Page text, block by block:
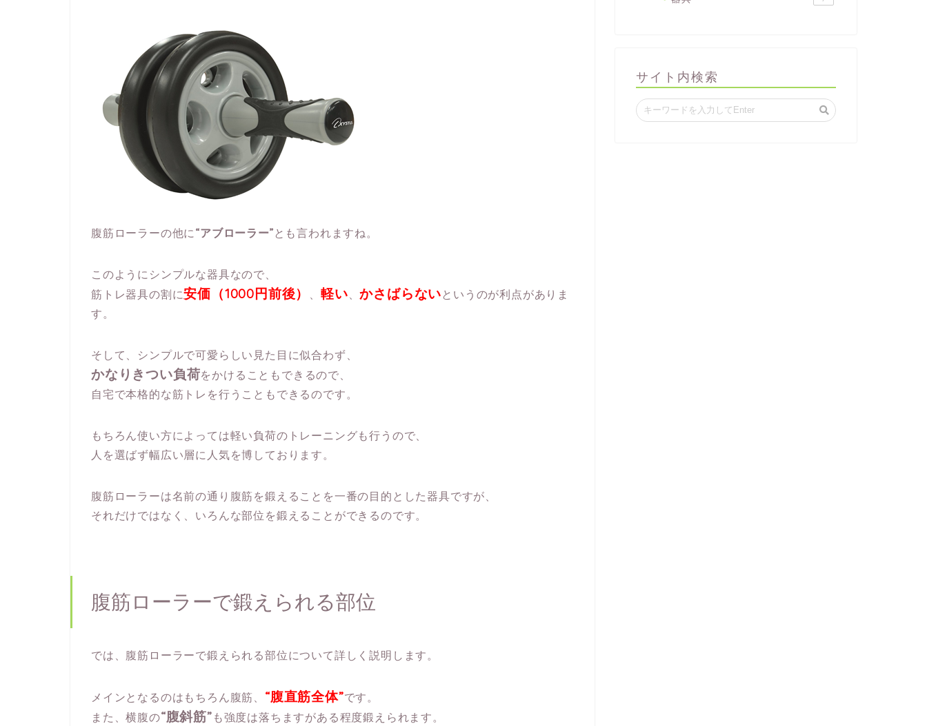
腹筋ローラーの他に“アブローラー” とも言われますね。
このようにシンプルな器具なので、
筋トレ器具の割に安価（1000円前後） 、軽い、かさばらない というのが利点がありま
す。
そして、シンプルで可愛らしい見た目に似合わず、
かなりきつい負荷をかけることもできるので、
自宅で本格的な筋トレを行うこともできるのです。
もちろん使い方によっては軽い負荷のトレーニングも行うので、
人を選ばず幅広い層に人気を博しております。
腹筋ローラーは名前の通り腹筋を鍛えることを一番の目的とした器具ですが、
それだけではなく、いろんな部位を鍛えることができるのです。
腹筋ローラーで鍛えられる部位
では、腹筋ローラーで鍛えられる部位について詳しく説明します。
メインとなるのはもちろん腹筋、 “腹直筋全体”です。
また、横腹の“腹斜筋” も強度は落ちますがある程度鍛えられます。
サイト内検索